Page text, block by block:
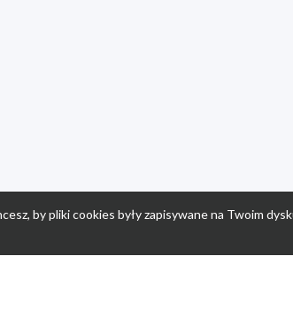
by pliki cookies były zapisywane na Twoim